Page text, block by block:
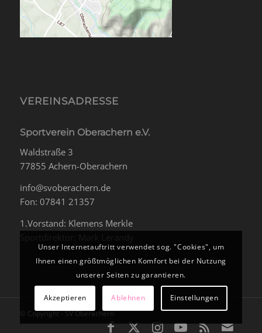
VEREINSADRESSE
Sportverein Oberachern e.V.
Waldstraße 3
77855 Achern-Oberachern
info@svoberachern.de
Fon: 07841 21357
1.Vorstand: Klemens Merkle
© Copyright - SV Oberachern
Unser Internetauftritt verwendet sog. "Cookies", um
Ihnen einen größtmöglichen Komfort bei der Nutzung
unserer Seiten zu garantieren.
Akzeptieren Ablehnen Einstellungen